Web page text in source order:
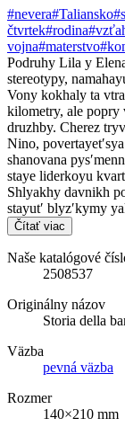
#nevera#Taliansko
čtvrtek#rodina
vojna#materstvo
Podruhy Lila y
stereotypy,
Vony kokhaly ta
kilometry, ale popry
druzhby. Cherez
Nino,
shanovana
staye liderkoyu
Shlyakhy davnikh
stayutʹ blyzʹkymy
Čítať viac
Naše katalógové
2508537
Originálny názov
Storia della
Väzba
pevná väzba
Rozmer
140×210 mm